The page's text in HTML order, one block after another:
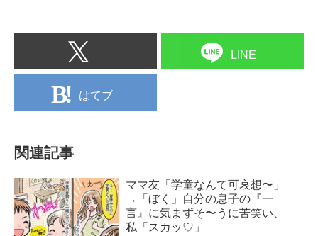
LINE
はてブ
関連記事
ママ友「学童なんて可哀想〜」
→「ぼく」自分の息子の『一
言』に気まずそ〜うに苦笑い、
私「スカッ♡」